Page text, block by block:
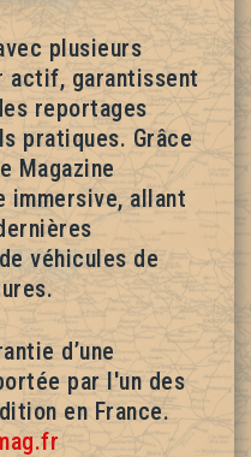
plusieurs
actif, garantissent
reportages
pratiques. Grâce
Magazine
immersive, allant
véhicules de
d’une
par l'un des
en France.